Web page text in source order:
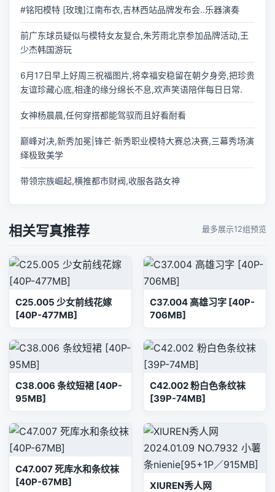
#铭阳模特 [玫瑰]江南布衣,吉林西站品牌发布会..乐器演奏
前广东球员疑似与模特女友复合,朱芳雨北京参加品牌活动,王
少杰韩国游玩
6月17日早上好周三祝福图片,将幸福安稳留在朝夕身旁,把珍贵
友谊珍藏心底,相逢的缘分绵长不息,欢声笑语陪伴每日日常.
女神杨晨晨,任何穿搭都能驾驭而且好看耐看
巅峰对决,新秀加冕|锋芒·新秀职业模特大赛总决赛,三幕秀场演
绎极致美学
带领宗族崛起,横推都市财阀,收服各路女神
相关写真推荐 最多展示12组预览
C25.005 少女前线花嫁
[40P-477MB]
C37.004 高雄习字 [40P-
706MB]
C38.006 条纹短裙 [40P-
95MB]
C42.002 粉白色条纹袜
[39P-74MB]
C47.007 死库水和条纹袜
[40P-67MB]
XIUREN秀人网